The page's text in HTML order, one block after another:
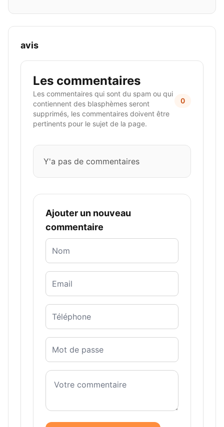
avis
Les commentaires
Les commentaires qui sont du spam ou qui
contiennent des blasphèmes seront
supprimés, les commentaires doivent être
pertinents pour le sujet de la page.
0
Y'a pas de commentaires
Ajouter un nouveau
commentaire